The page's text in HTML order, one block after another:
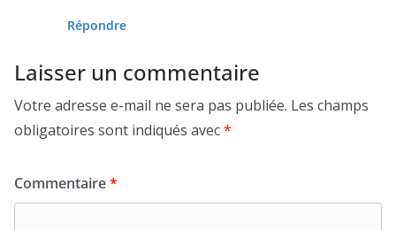
Répondre
Laisser un commentaire
Votre adresse e-mail ne sera pas publiée. Les champs
obligatoires sont indiqués avec*
Commentaire*